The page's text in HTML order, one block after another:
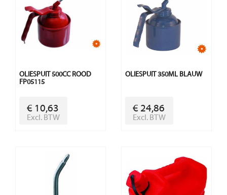
OLIESPUIT 500CC ROOD
FP05115
€ 10,63
Excl. BTW
OLIESPUIT 350ML BLAUW
€ 24,86
Excl. BTW